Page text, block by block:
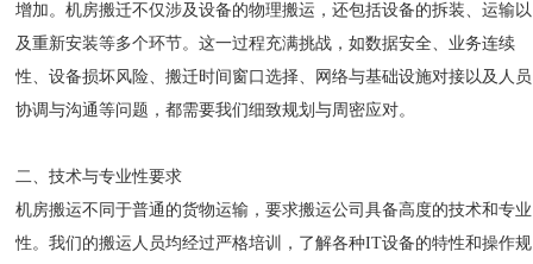
增加。机房搬迁不仅涉及设备的物理搬运，还包括设备的拆装、运输以
及重新安装等多个环节。这一过程充满挑战，如数据安全、业务连续
性、设备损坏风险、搬迁时间窗口选择、网络与基础设施对接以及人员
协调与沟通等问题，都需要我们细致规划与周密应对。
二、技术与专业性要求
机房搬运不同于普通的货物运输，要求搬运公司具备高度的技术和专业
性。我们的搬运人员均经过严格培训，了解各种IT设备的特性和操作规